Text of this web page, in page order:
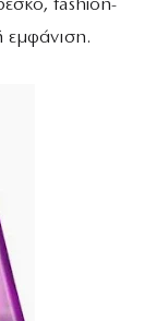
fashion-
εμφάνιση.